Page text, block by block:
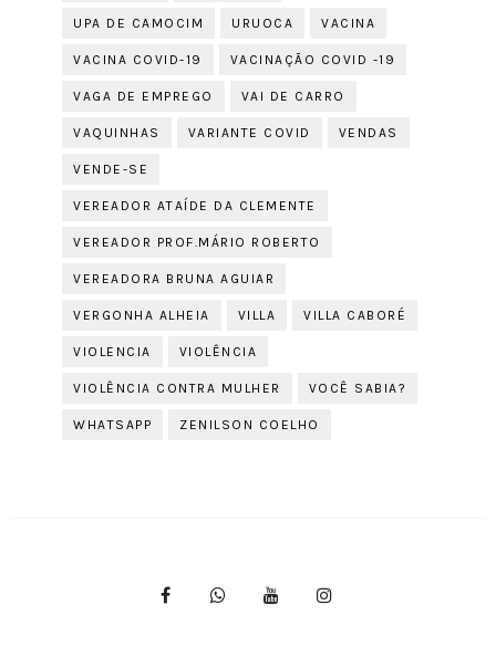
UPA DE CAMOCIM URUOCA VACINA
VACINA COVID-19 VACINAÇÃO COVID -19
VAGA DE EMPREGO VAI DE CARRO
VAQUINHAS VARIANTE COVID VENDAS
VENDE-SE
VEREADOR ATAÍDE DA CLEMENTE
VEREADOR PROF.MÁRIO ROBERTO
VEREADORA BRUNA AGUIAR
VERGONHA ALHEIA VILLA VILLA CABORÉ
VIOLENCIA VIOLÊNCIA
VIOLÊNCIA CONTRA MULHER VOCÊ SABIA?
WHATSAPP ZENILSON COELHO